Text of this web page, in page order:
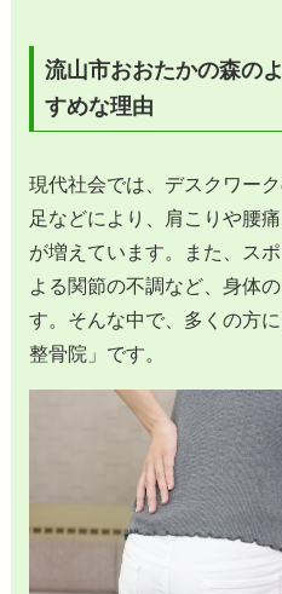
流山市おおたかの森の
すめな理由
現代社会では、デスクワー
足などにより、肩こりや腰
が増えています。また、ス
よる関節の不調など、身体
す。そんな中で、多くの方
整骨院」です。